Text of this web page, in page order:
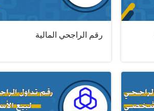
رقم الراجحي المالية